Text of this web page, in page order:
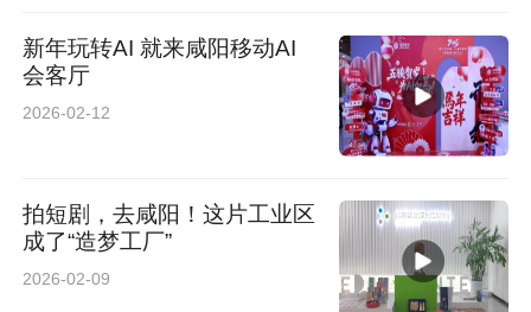
新年玩转AI 就来咸阳移动AI
会客厅
2026-02-12
拍短剧，去咸阳！这片工业区
成了“造梦工厂”
2026-02-09